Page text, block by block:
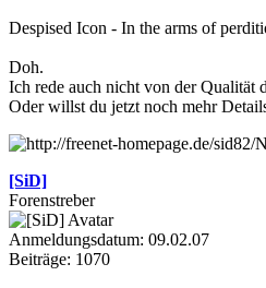
Despised Icon - In the arms of
Doh.
Ich rede auch nicht von der Qualität
Oder willst du jetzt noch mehr
[SiD]
Forenstreber
Anmeldungsdatum: 09.02.07
Beiträge: 1070